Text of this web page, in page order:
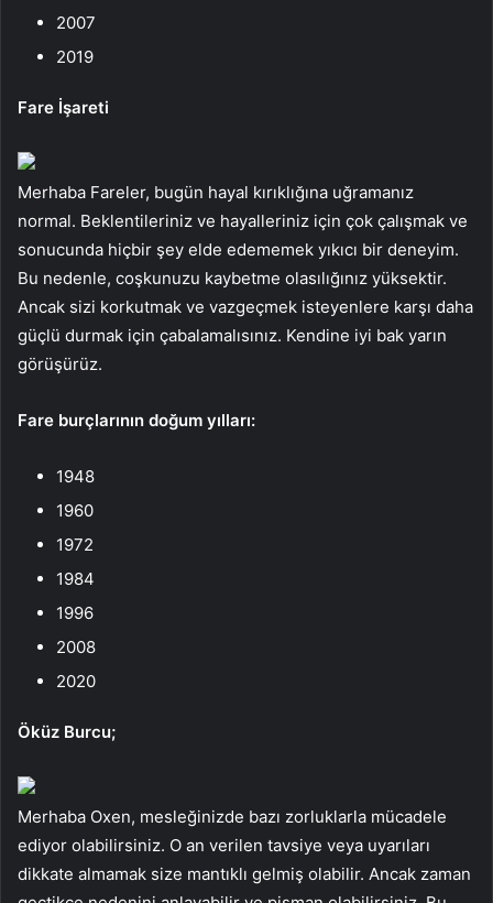
2007
2019
Fare İşareti
Merhaba Fareler, bugün hayal kırıklığına uğramanız
normal. Beklentileriniz ve hayalleriniz için çok çalışmak ve
sonucunda hiçbir şey elde edememek yıkıcı bir deneyim.
Bu nedenle, coşkunuzu kaybetme olasılığınız yüksektir.
Ancak sizi korkutmak ve vazgeçmek isteyenlere karşı daha
güçlü durmak için çabalamalısınız. Kendine iyi bak yarın
görüşürüz.
Fare burçlarının doğum yılları:
1948
1960
1972
1984
1996
2008
2020
Öküz Burcu;
Merhaba Oxen, mesleğinizde bazı zorluklarla mücadele
ediyor olabilirsiniz. O an verilen tavsiye veya uyarıları
dikkate almamak size mantıklı gelmiş olabilir. Ancak zaman